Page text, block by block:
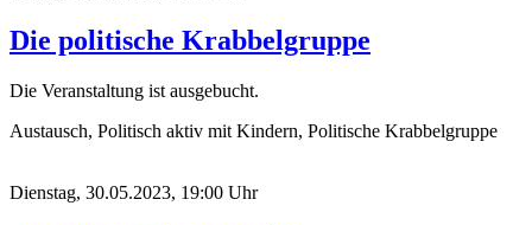
Die politische Krabbelgruppe
Die Veranstaltung ist ausgebucht.
Austausch, Politisch aktiv mit Kindern, Politische Krabbelgruppe
Dienstag, 30.05.2023, 19:00 Uhr